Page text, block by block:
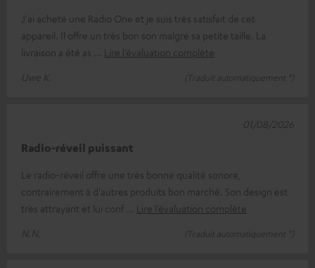
J'ai acheté une Radio One et je suis très satisfait de cet
appareil. Il offre un très bon son malgré sa petite taille. La
livraison a été as
Lire l’évaluation complète
Uwe K.
(Traduit automatiquement *)
Radio-réveil puissant
Le radio-réveil offre une très bonne qualité sonore,
contrairement à d'autres produits bon marché. Son design est
très attrayant et lui conf
Lire l’évaluation complète
N.N.
(Traduit automatiquement *)
01/08/2026